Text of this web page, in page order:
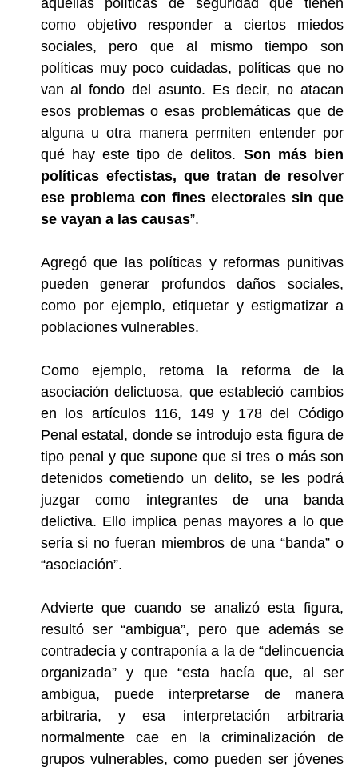
como objetivo responder a ciertos miedos
sociales, pero que al mismo tiempo son
políticas muy poco cuidadas, políticas que no
van al fondo del asunto. Es decir, no atacan
esos problemas o esas problemáticas que de
alguna u otra manera permiten entender por
qué hay este tipo de delitos. Son más bien
políticas efectistas, que tratan de resolver
ese problema con fines electorales sin que
se vayan a las causas”.
Agregó que las políticas y reformas punitivas
pueden generar profundos daños sociales,
como por ejemplo, etiquetar y estigmatizar a
poblaciones vulnerables.
Como ejemplo, retoma la reforma de la
asociación delictuosa, que estableció cambios
en los artículos 116, 149 y 178 del Código
Penal estatal, donde se introdujo esta figura de
tipo penal y que supone que si tres o más son
detenidos cometiendo un delito, se les podrá
juzgar como integrantes de una banda
delictiva. Ello implica penas mayores a lo que
sería si no fueran miembros de una “banda” o
“asociación”.
Advierte que cuando se analizó esta figura,
resultó ser “ambigua”, pero que además se
contradecía y contraponía a la de “delincuencia
organizada” y que “esta hacía que, al ser
ambigua, puede interpretarse de manera
arbitraria, y esa interpretación arbitraria
normalmente cae en la criminalización de
grupos vulnerables, como pueden ser jóvenes